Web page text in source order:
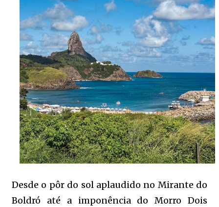
Desde o pôr do sol aplaudido no Mirante do
Boldró até a imponência do Morro Dois